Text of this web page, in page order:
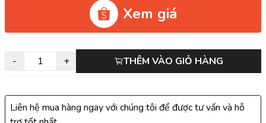
Xem giá
- + THÊM VÀO GIỎ HÀNG
Liên hệ mua hàng ngay với chúng tôi để được tư vấn và hỗ